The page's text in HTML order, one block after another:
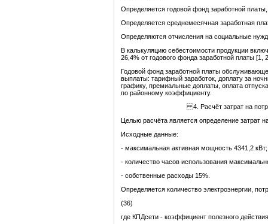
Определяется годовой фонд заработной
Определяется среднемесячная заработная
Определяются отчисления на социальные
В калькуляцию себестоимости продукции
26,4% от годового фонда заработной платы [1,
Годовой фонд заработной платы
выплаты: тарифный заработок, доплату за
графику, премиальные доплаты, оплата
по районному коэффициенту.
4. Расчёт затрат на
Целью расчёта является определение затрат
Исходные данные:
- максимальная активная мощность 4341,2 кВт;
- количество часов использования
- собственные расходы 15%.
Определяется количество электроэнергии,
(36)
где КПДсети - коэффициент полезного